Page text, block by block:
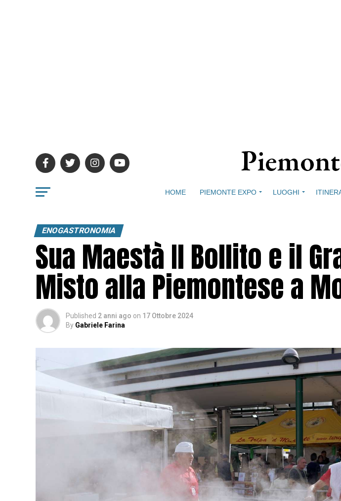
HOME PIEMONTE EXPO LUOGHI
ENOGASTRONOMIA
Sua Maestà Il Bollito e il
Misto alla Piemontese a
Published 2 anni ago on 17 Ottobre 2024
By Gabriele Farina